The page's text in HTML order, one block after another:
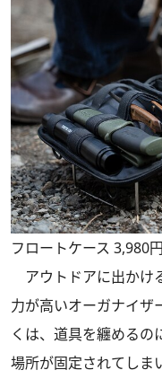
フロートケース 3,980円
アウトドアに出かけ
力が高いオーガナイザ
くは、道具を纏めるの
場所が固定されてしま